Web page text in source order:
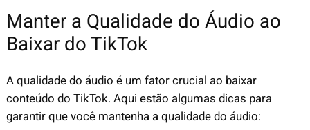
Manter a Qualidade do Áudio ao
Baixar do TikTok
A qualidade do áudio é um fator crucial ao baixar
conteúdo do TikTok. Aqui estão algumas dicas para
garantir que você mantenha a qualidade do áudio: